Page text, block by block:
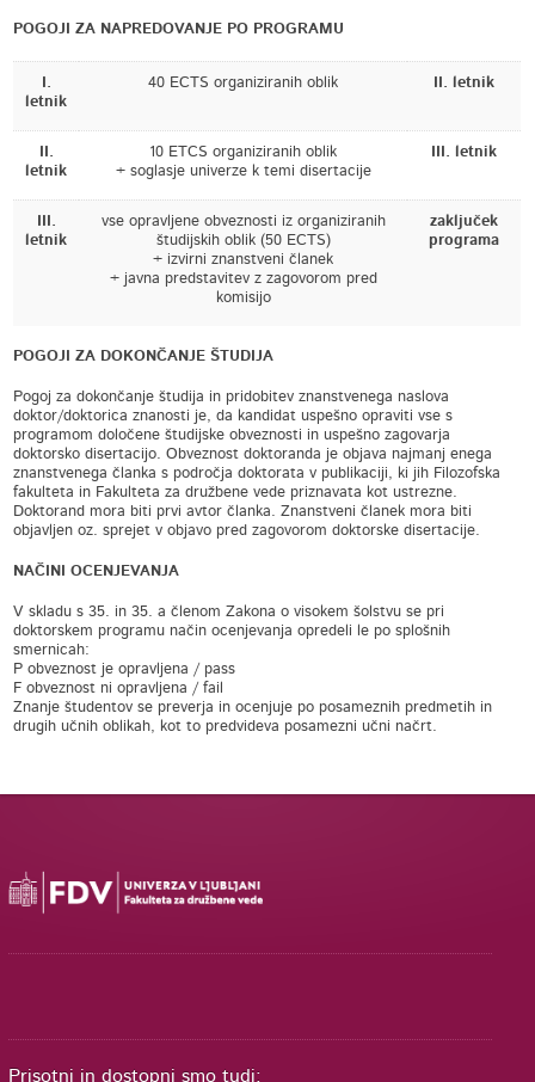
POGOJI ZA NAPREDOVANJE PO PROGRAMU
I.
letnik
40 ECTS organiziranih oblik II. letnik
II.
letnik
10 ETCS organiziranih oblik
+ soglasje univerze k temi disertacije
III. letnik
III.
letnik
vse opravljene obveznosti iz organiziranih
študijskih oblik (50 ECTS)
+ izvirni znanstveni članek
+ javna predstavitev z zagovorom pred
komisijo
zaključek
programa
POGOJI ZA DOKONČANJE ŠTUDIJA
Pogoj za dokončanje študija in pridobitev znanstvenega naslova
doktor/doktorica znanosti je, da kandidat uspešno opraviti vse s
programom določene študijske obveznosti in uspešno zagovarja
doktorsko disertacijo. Obveznost doktoranda je objava najmanj enega
znanstvenega članka s področja doktorata v publikaciji, ki jih Filozofska
fakulteta in Fakulteta za družbene vede priznavata kot ustrezne.
Doktorand mora biti prvi avtor članka. Znanstveni članek mora biti
objavljen oz. sprejet v objavo pred zagovorom doktorske disertacije.
NAČINI OCENJEVANJA
V skladu s 35. in 35. a členom Zakona o visokem šolstvu se pri
doktorskem programu način ocenjevanja opredeli le po splošnih
smernicah:
P obveznost je opravljena / pass
F obveznost ni opravljena / fail
Znanje študentov se preverja in ocenjuje po posameznih predmetih in
drugih učnih oblikah, kot to predvideva posamezni učni načrt.
Prisotni in dostopni smo tudi: